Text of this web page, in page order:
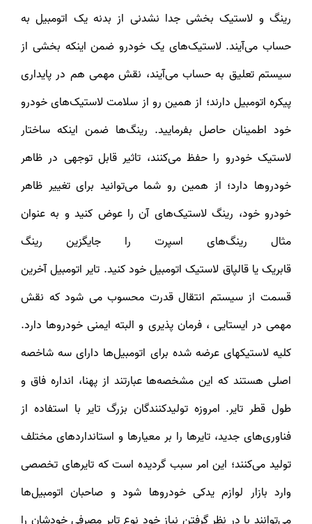
رینگ و لاستیک بخشی جدا نشدنی از بدنه یک اتومبیل به
حساب می‌آیند. لاستیک‌های یک خودرو ضمن اینکه بخشی از
سیستم تعلیق به حساب می‌آیند، نقش مهمی هم در پایداری
پیکره اتومبیل دارند؛ از همین رو از سلامت لاستیک‌های خودرو
خود اطمینان حاصل بفرمایید. رینگ‌ها ضمن اینکه ساختار
لاستیک خودرو را حفظ می‌کنند، تاثیر قابل توجهی در ظاهر
خودروها دارد؛ از همین رو شما می‌توانید برای تغییر ظاهر
خودرو خود، رینگ لاستیک‎‌های آن را عوض کنید و به عنوان
مثال رینگ‌های اسپرت را جایگزین رینگ
قابریک یا قالپاق لاستیک اتومبیل خود کنید. تایر اتومبیل آخرین
قسمت از سیستم انتقال قدرت محسوب می شود که نقش
مهمی در ایستایی ، فرمان پذیری و البته ایمنی خودروها دارد.
کلیه لاستیکهای عرضه شده برای اتومبیل‌ها دارای سه شاخصه
اصلی هستند که این مشخصه‌ها عبارتند از پهنا، انداره فاق و
طول قطر تایر. امروزه تولیدکنندگان بزرگ تایر با استفاده از
فناوری‌های جدید، تایرها را بر معیارها و استانداردهای مختلف
تولید می‌کنند؛ این امر سبب گردیده است که تایرهای تخصصی
وارد بازار لوازم یدکی خودروها شود و صاحبان اتومبیل‌ها
می‌توانند با در نظر گرفتن نیاز خود نوع تایر مصرفی خودشان را